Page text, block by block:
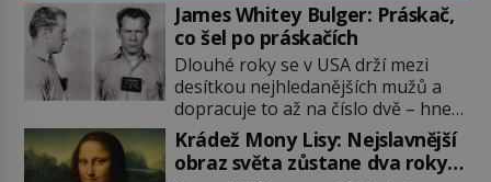
James Whitey Bulger: Práskač,
co šel po práskačích
Dlouhé roky se v USA drží mezi
desítkou nejhledanějších mužů a
dopracuje to až na číslo dvě – hned
po Usámovi bin Ládinovi (1957–
2011). To je James „Whitey“ Bulger
(1929–2018) viněný ze spoluúčasti
Krádež Mony Lisy: Nejslavnější
obraz světa zůstane dva roky